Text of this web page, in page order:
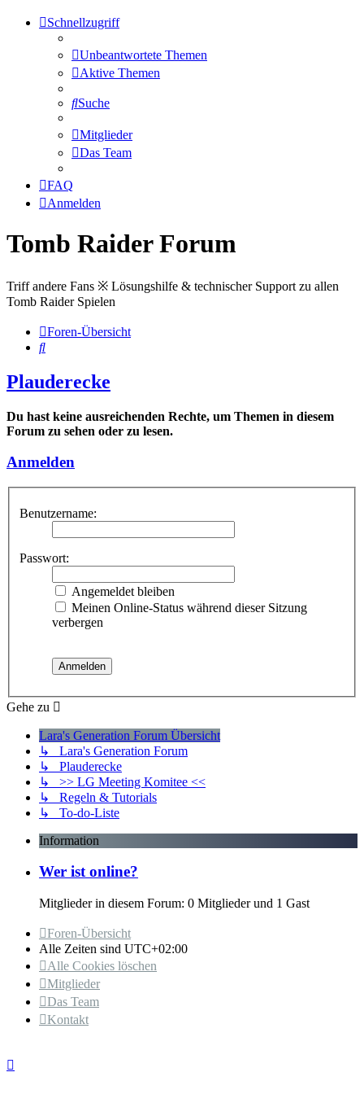
Schnellzugriff
Unbeantwortete Themen
Aktive Themen
Suche
Mitglieder
Das Team
FAQ
Anmelden
Tomb Raider Forum
Triff andere Fans ※ Lösungshilfe & technischer Support zu allen
Tomb Raider Spielen
Foren-Übersicht
Suche
Plauderecke
Du hast keine ausreichenden Rechte, um Themen in diesem
Forum zu sehen oder zu lesen.
Anmelden
Benutzername:
Passwort:
Angemeldet bleiben
Meinen Online-Status während dieser Sitzung
verbergen
Gehe zu
Lara's Generation Forum Übersicht
↳ Lara's Generation Forum
↳ Plauderecke
↳ >> LG Meeting Komitee <<
↳ Regeln & Tutorials
↳ To-do-Liste
Information
Wer ist online?
Mitglieder in diesem Forum: 0 Mitglieder und 1 Gast
Foren-Übersicht
Alle Zeiten sind UTC+02:00
Alle Cookies löschen
Mitglieder
Das Team
Kontakt